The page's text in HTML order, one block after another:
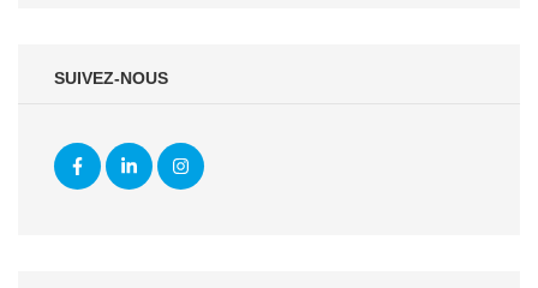
SUIVEZ-NOUS